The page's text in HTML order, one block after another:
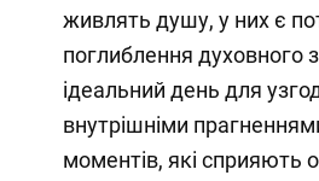
живлять душу, у них є
поглиблення духовного
ідеальний день для
внутрішніми
моментів, які сприяють